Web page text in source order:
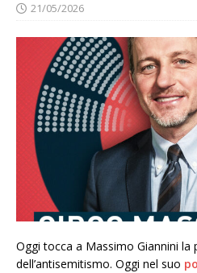
21/05/2026
Oggi tocca a Massimo Giannini
dell’antisemitismo. Oggi nel suo